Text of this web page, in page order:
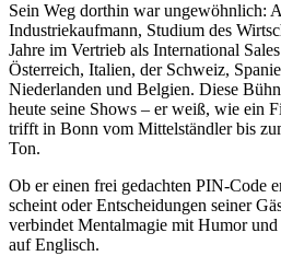
Sein Weg dorthin war ungewöhnlich:
Industriekaufmann, Studium des
Jahre im Vertrieb als International
Österreich, Italien, der Schweiz,
Niederlanden und Belgien. Diese
heute seine Shows – er weiß, wie ein
trifft in Bonn vom Mittelständler bis
Ton.
Ob er einen frei gedachten PIN-Code
scheint oder Entscheidungen seiner
verbindet Mentalmagie mit Humor
auf Englisch.